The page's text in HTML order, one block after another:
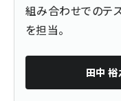
組み合わせでのテ
を担当。
田中 裕